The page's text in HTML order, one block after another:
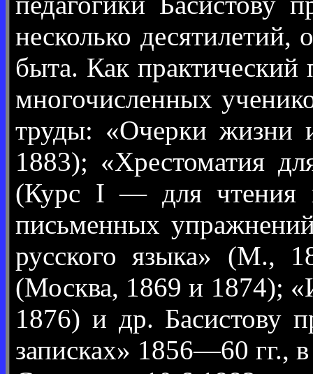
несколько
быта. Как практический
многочисленных
труды: «Очерки жизни
1883); «Хрестоматия
(Курс I — для чтения
письменных
русского языка» (М.,
(Москва, 1869 и 1874);
1876) и др. Басистову
записках» 1856—60 гг.,